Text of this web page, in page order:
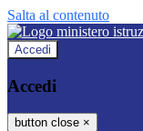
Salta al contenuto
Accedi
Accedi
button close ×